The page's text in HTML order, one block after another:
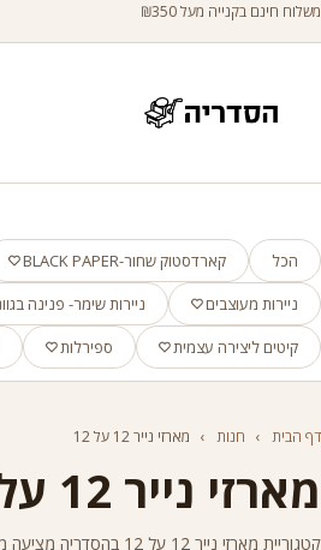
משלוח חינם בקנייה מעל ₪350
הכל קארדסטוק שחור-BLACK PAPER
ניירות מעוצבים
ניירות שימר- פנינה
קיטים ליצירה עצמית
ספירלות
דף הבית › חנות › מארזי נייר 12 על 12
מארזי נייר 12 על 12